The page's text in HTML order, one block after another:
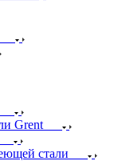
Grent
стали